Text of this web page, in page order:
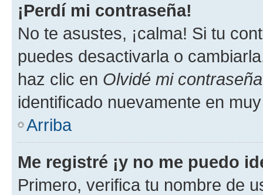
¡Perdí mi contraseña!
No te asustes, ¡calma! Si tu
puedes desactivarla o
haz clic en Olvidé mi contraseña
identificado nuevamente en
Arriba
Me registré ¡y no me puedo
Primero, verifica tu nombre de